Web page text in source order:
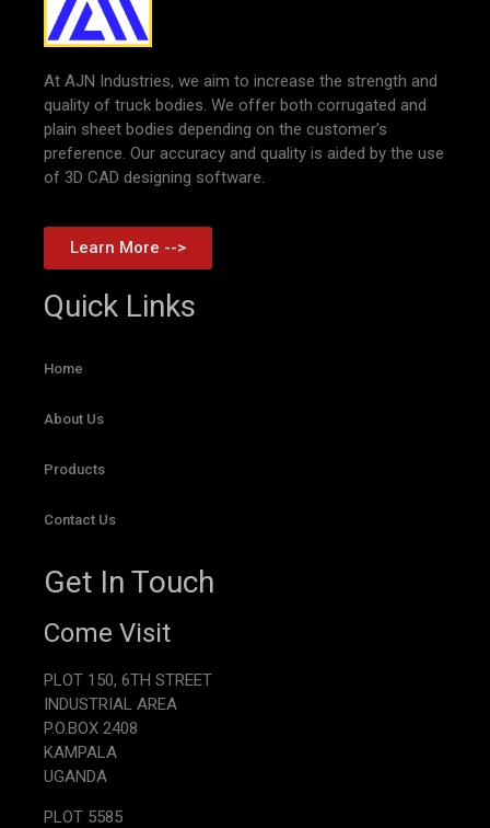
At AJN Industries, we aim to increase the strength and
quality of truck bodies. We offer both corrugated and
plain sheet bodies depending on the customer’s
preference. Our accuracy and quality is aided by the use
of 3D CAD designing software.
Learn More -->
Quick Links
Home
About Us
Products
Contact Us
Get In Touch
Come Visit
PLOT 150, 6TH STREET
INDUSTRIAL AREA
P.O.BOX 2408
KAMPALA
UGANDA
PLOT 5585